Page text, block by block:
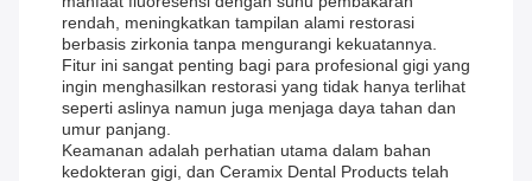
rendah, meningkatkan tampilan alami restorasi
berbasis zirkonia tanpa mengurangi kekuatannya.
Fitur ini sangat penting bagi para profesional gigi yang
ingin menghasilkan restorasi yang tidak hanya terlihat
seperti aslinya namun juga menjaga daya tahan dan
umur panjang.
Keamanan adalah perhatian utama dalam bahan
kedokteran gigi, dan Ceramix Dental Products telah